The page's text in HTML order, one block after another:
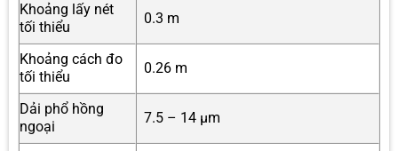
Khoảng lấy nét
tối thiểu
0.3 m
Khoảng cách đo
tối thiểu
0.26 m
Dải phổ hồng
ngoại
7.5 – 14 µm